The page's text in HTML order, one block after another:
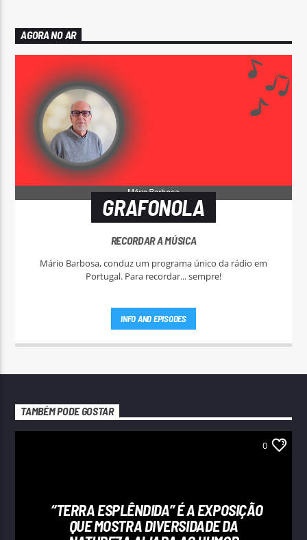
AGORA NO AR
GRAFONOLA
RECORDAR A MÚSICA
Mário Barbosa, conduz um programa único da rádio em
Portugal. Para recordar... sempre!
INFO AND EPISODES
TAMBÉM PODE GOSTAR
0
“TERRA ESPLÊNDIDA” É A EXPOSIÇÃO
QUE MOSTRA DIVERSIDADE DA